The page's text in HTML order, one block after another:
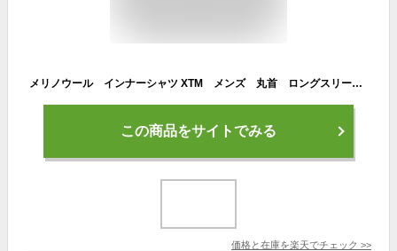
メリノウール インナーシャツ XTM メンズ 丸首 ロングスリーブ 長袖 メリノウール（230g/m2) AUSTRALIAN MERINO スキー スノーボード ウィンタースポーツ【MM001】
この商品をサイトでみる
価格と在庫を楽天でチェック >>